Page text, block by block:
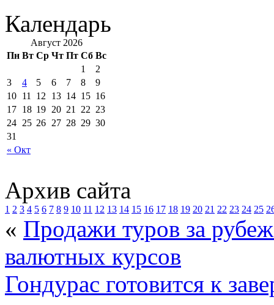
Календарь
Август 2026
Пн Вт Ср Чт Пт Сб Вс
« Окт
1
2
3
4 5 6 7 8
9
10 11 12 13 14 15 16
17 18 19 20 21 22 23
24 25 26 27 28 29 30
31
Архив сайта
1 2 3 4 5 6 7 8 9 10 11 12 13 14 15 16 17 18 19 20 21 22 23 24 25
« Продажи туров за
валютных курсов
Гондурас готовится к